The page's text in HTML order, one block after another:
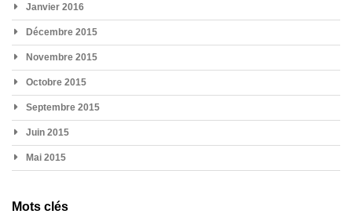
Janvier 2016
Décembre 2015
Novembre 2015
Octobre 2015
Septembre 2015
Juin 2015
Mai 2015
Mots clés